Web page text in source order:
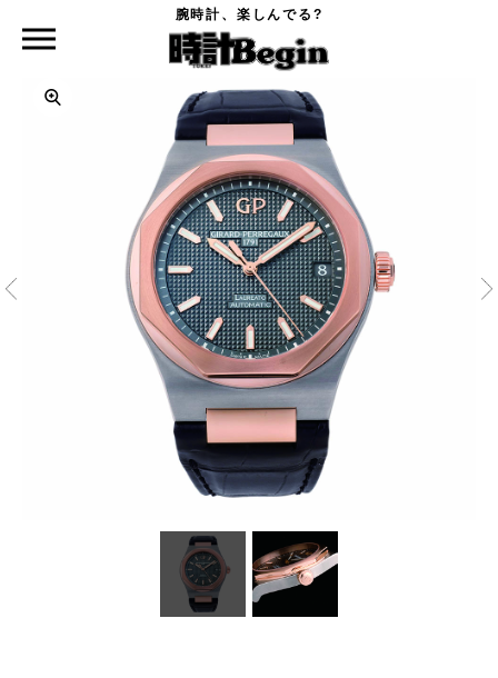
腕時計、楽しんでる?
GIRARD-PERREGAUX ロレアート 42mm